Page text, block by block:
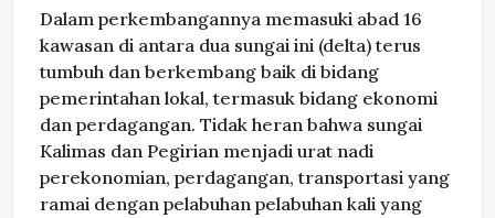
Dalam perkembangannya memasuki abad 16
kawasan di antara dua sungai ini (delta) terus
tumbuh dan berkembang baik di bidang
pemerintahan lokal, termasuk bidang ekonomi
dan perdagangan. Tidak heran bahwa sungai
Kalimas dan Pegirian menjadi urat nadi
perekonomian, perdagangan, transportasi yang
ramai dengan pelabuhan pelabuhan kali yang